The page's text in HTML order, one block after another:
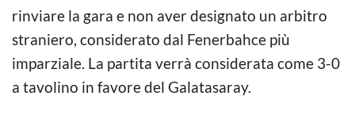
rinviare la gara e non aver designato un arbitro
straniero, considerato dal Fenerbahce più
imparziale. La partita verrà considerata come 3-0
a tavolino in favore del Galatasaray.